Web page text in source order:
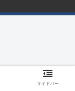
サイドバー